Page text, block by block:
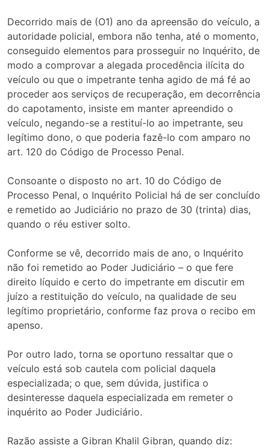
Decorrido mais de (O1) ano da apreensão do veículo, a
autoridade policial, embora não tenha, até o momento,
conseguido elementos para prosseguir no Inquérito, de
modo a comprovar a alegada procedência ilícita do
veículo ou que o impetrante tenha agido de má fé ao
proceder aos serviços de recuperação, em decorrência
do capotamento, insiste em manter apreendido o
veículo, negando-se a restituí-lo ao impetrante, seu
legítimo dono, o que poderia fazê-lo com amparo no
art. 120 do Código de Processo Penal.
Consoante o disposto no art. 10 do Código de
Processo Penal, o Inquérito Policial há de ser concluído
e remetido ao Judiciário no prazo de 30 (trinta) dias,
quando o réu estiver solto.
Conforme se vê, decorrido mais de ano, o Inquérito
não foi remetido ao Poder Judiciário – o que fere
direito líquido e certo do impetrante em discutir em
juízo a restituição do veículo, na qualidade de seu
legítimo proprietário, conforme faz prova o recibo em
apenso.
Por outro lado, torna se oportuno ressaltar que o
veículo está sob cautela com policial daquela
especializada; o que, sem dúvida, justifica o
desinteresse daquela especializada em remeter o
inquérito ao Poder Judiciário.
Razão assiste a Gibran Khalil Gibran, quando diz: